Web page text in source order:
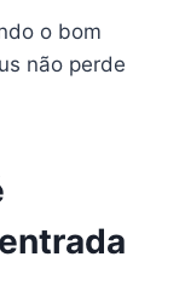
o bom
não perde